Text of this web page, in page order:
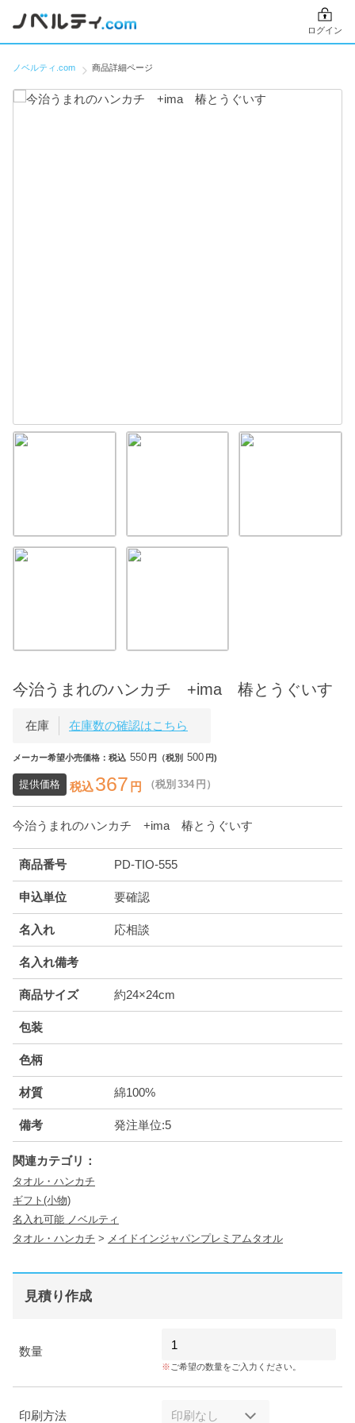
ログイン
ノベルティ.com 商品詳細ページ
今治うまれのハンカチ +ima 椿とうぐいす
在庫 在庫数の確認はこちら
メーカー希望小売価格：税込 550 円（税別 500 円)
提供価格 税込367 円 （税別 334 円）
今治うまれのハンカチ +ima 椿とうぐいす
商品番号 PD-TIO-555
申込単位 要確認
名入れ 応相談
名入れ備考
商品サイズ 約24×24cm
包装
色柄
材質 綿100%
備考 発注単位:5
関連カテゴリ：
タオル・ハンカチ
ギフト(小物)
名入れ可能 ノベルティ
タオル・ハンカチ > メイドインジャパンプレミアムタオル
見積り作成
数量
ご希望の数量をご入力ください。
印刷方法